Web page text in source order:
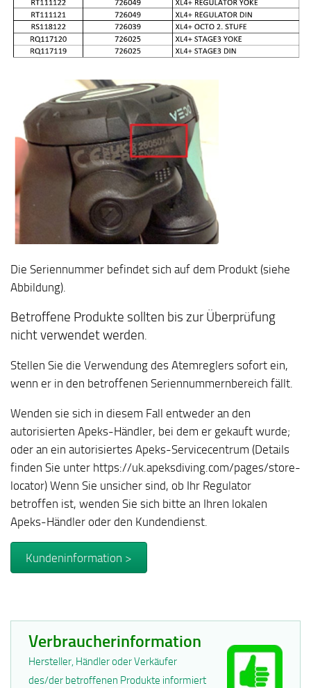
Die Seriennummer befindet sich auf dem Produkt (siehe
Abbildung).
Betroffene Produkte sollten bis zur Überprüfung
nicht verwendet werden.
Stellen Sie die Verwendung des Atemreglers sofort ein,
wenn er in den betroffenen Seriennummernbereich fällt.
Wenden sie sich in diesem Fall entweder an den
autorisierten Apeks-Händler, bei dem er gekauft wurde;
oder an ein autorisiertes Apeks-Servicecentrum (Details
finden Sie unter https://uk.apeksdiving.com/pages/store-
locator) Wenn Sie unsicher sind, ob Ihr Regulator
betroffen ist, wenden Sie sich bitte an Ihren lokalen
Apeks-Händler oder den Kundendienst.
Kundeninformation >
Verbraucherinformation
Hersteller, Händler oder Verkäufer
des/der betroffenen Produkte informiert